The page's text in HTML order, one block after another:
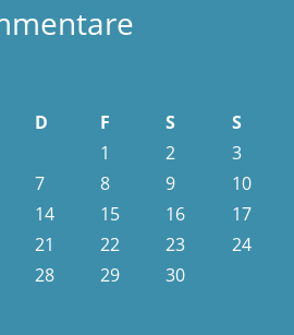
D F S
S
1
2
3
7 8 9
10
14 15 16
17
21 22 23
24
28 29 30